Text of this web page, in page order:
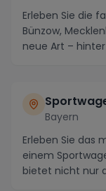
Erleben Sie die
Bünzow,
neue Art –
Bayern
Erleben Sie das
einem
bietet nicht nur